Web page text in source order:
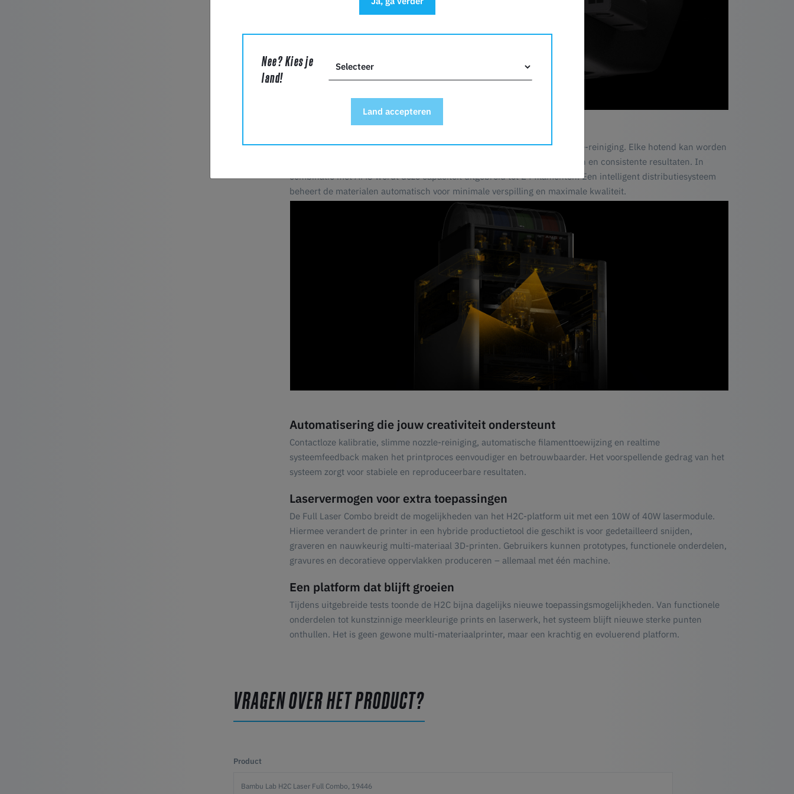
Kleur- en materiaalvrijheid zonder concessies
De H2C kan tot zeven kleuren of materialen tegelijk printen zonder nozzle-reiniging. Elke hotend kan worden
gekoppeld aan een eigen filamentbron, wat zorgt voor schone overgangen en consistente resultaten. In
combinatie met AMS wordt deze capaciteit uitgebreid tot 24 filamenten. Een intelligent distributiesysteem
beheert de materialen automatisch voor minimale verspilling en maximale kwaliteit.
Automatisering die jouw creativiteit ondersteunt
Contactloze kalibratie, slimme nozzle-reiniging, automatische filamenttoewijzing en realtime
systeemfeedback maken het printproces eenvoudiger en betrouwbaarder. Het voorspellende gedrag van het
systeem zorgt voor stabiele en reproduceerbare resultaten.
Laservermogen voor extra toepassingen
De Full Laser Combo breidt de mogelijkheden van het H2C-platform uit met een 10W of 40W lasermodule.
Hiermee verandert de printer in een hybride productietool die geschikt is voor gedetailleerd snijden,
graveren en nauwkeurig multi-materiaal 3D-printen. Gebruikers kunnen prototypes, functionele onderdelen,
gravures en decoratieve oppervlakken produceren – allemaal met één machine.
Een platform dat blijft groeien
Tijdens uitgebreide tests toonde de H2C bijna dagelijks nieuwe toepassingsmogelijkheden. Van functionele
onderdelen tot kunstzinnige meerkleurige prints en laserwerk, het systeem blijft nieuwe sterke punten
onthullen. Het is geen gewone multi-materiaalprinter, maar een krachtig en evoluerend platform.
VRAGEN OVER HET PRODUCT?
Product
Nee? Kies je
land!
Land accepteren